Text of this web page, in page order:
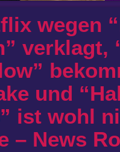
wegen
verklagt,
und
ist wohl
– News